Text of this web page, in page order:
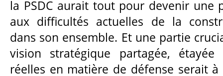
la PSDC aurait tout pour devenir une
aux difficultés actuelles de la
dans son ensemble. Et une partie
vision stratégique partagée,
réelles en matière de défense serait